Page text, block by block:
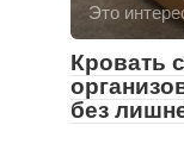
Это
Кровать
без